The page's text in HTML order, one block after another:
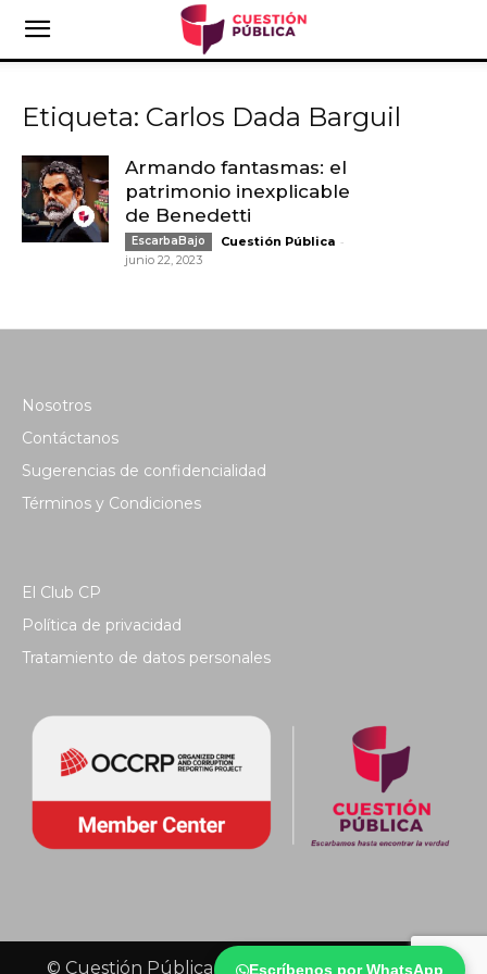
Escríbenos por WhatsApp
Etiqueta: Carlos Dada Barguil
Armando fantasmas: el
patrimonio inexplicable
de Benedetti
EscarbaBajo Cuestión Pública -
junio 22, 2023
Nosotros
Contáctanos
Sugerencias de confidencialidad
Términos y Condiciones
El Club CP
Política de privacidad
Tratamiento de datos personales
© Cuestión Pública 2018 - Todos los derechos